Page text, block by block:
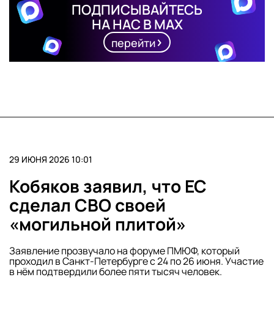
ПОДПИСЫВАЙТЕСЬ
НА НАС В MAX
перейти
29 ИЮНЯ 2026 10:01
Кобяков заявил, что ЕС
сделал СВО своей
«могильной плитой»
Заявление прозвучало на форуме ПМЮФ, который
проходил в Санкт-Петербурге с 24 по 26 июня. Участие
в нём подтвердили более пяти тысяч человек.